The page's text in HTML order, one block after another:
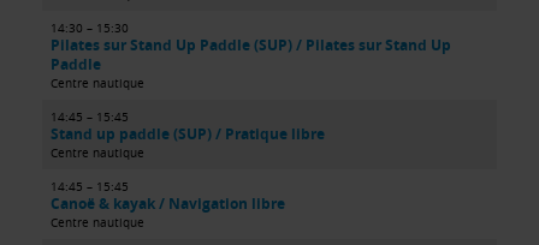
14:30 – 15:30
Pilates sur Stand Up Paddle (SUP) / Pilates sur Stand Up
Paddle
Centre nautique
14:45 – 15:45
Stand up paddle (SUP) / Pratique libre
Centre nautique
14:45 – 15:45
Canoë & kayak / Navigation libre
Centre nautique